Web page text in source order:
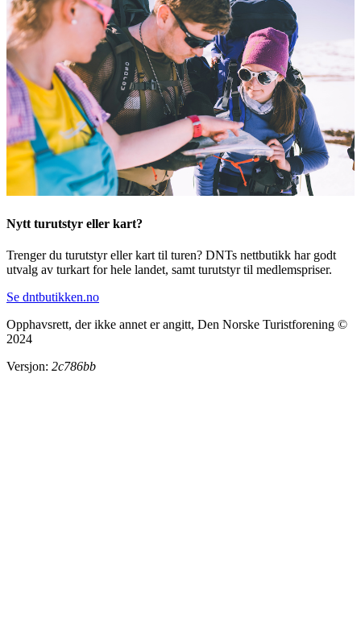
Nytt turutstyr eller kart?
Trenger du turutstyr eller kart til turen? DNTs nettbutikk har godt
utvalg av turkart for hele landet, samt turutstyr til medlemspriser.
Se dntbutikken.no
Opphavsrett, der ikke annet er angitt, Den Norske Turistforening ©
2024
Versjon: 2c786bb